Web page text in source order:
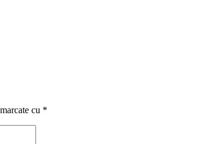
cu *